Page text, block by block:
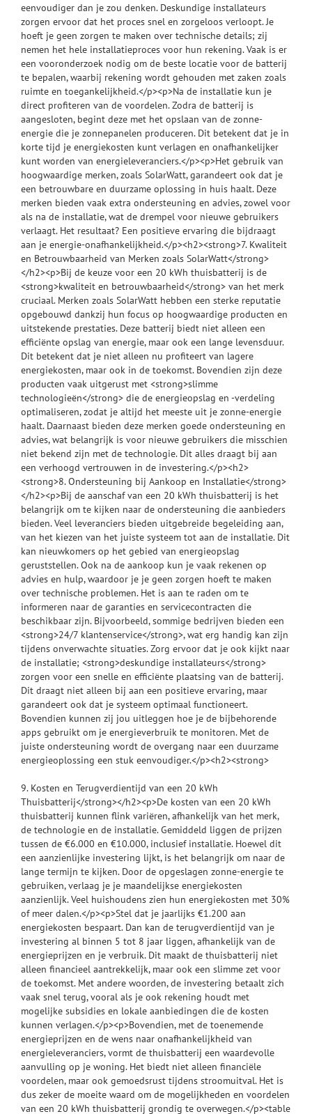
eenvoudiger dan je zou denken. Deskundige installateurs
zorgen ervoor dat het proces snel en zorgeloos verloopt. Je
hoeft je geen zorgen te maken over technische details; zij
nemen het hele installatieproces voor hun rekening. Vaak is er
een vooronderzoek nodig om de beste locatie voor de batterij
te bepalen, waarbij rekening wordt gehouden met zaken zoals
ruimte en toegankelijkheid.</p><p>Na de installatie kun je
direct profiteren van de voordelen. Zodra de batterij is
aangesloten, begint deze met het opslaan van de zonne-
energie die je zonnepanelen produceren. Dit betekent dat je in
korte tijd je energiekosten kunt verlagen en onafhankelijker
kunt worden van energieleveranciers.</p><p>Het gebruik van
hoogwaardige merken, zoals SolarWatt, garandeert ook dat je
een betrouwbare en duurzame oplossing in huis haalt. Deze
merken bieden vaak extra ondersteuning en advies, zowel voor
als na de installatie, wat de drempel voor nieuwe gebruikers
verlaagt. Het resultaat? Een positieve ervaring die bijdraagt
aan je energie-onafhankelijkheid.</p><h2><strong>7. Kwaliteit
en Betrouwbaarheid van Merken zoals SolarWatt</strong>
</h2><p>Bij de keuze voor een 20 kWh thuisbatterij is de
<strong>kwaliteit en betrouwbaarheid</strong> van het merk
cruciaal. Merken zoals SolarWatt hebben een sterke reputatie
opgebouwd dankzij hun focus op hoogwaardige producten en
uitstekende prestaties. Deze batterij biedt niet alleen een
efficiënte opslag van energie, maar ook een lange levensduur.
Dit betekent dat je niet alleen nu profiteert van lagere
energiekosten, maar ook in de toekomst. Bovendien zijn deze
producten vaak uitgerust met <strong>slimme
technologieën</strong> die de energieopslag en -verdeling
optimaliseren, zodat je altijd het meeste uit je zonne-energie
haalt. Daarnaast bieden deze merken goede ondersteuning en
advies, wat belangrijk is voor nieuwe gebruikers die misschien
niet bekend zijn met de technologie. Dit alles draagt bij aan
een verhoogd vertrouwen in de investering.</p><h2>
<strong>8. Ondersteuning bij Aankoop en Installatie</strong>
</h2><p>Bij de aanschaf van een 20 kWh thuisbatterij is het
belangrijk om te kijken naar de ondersteuning die aanbieders
bieden. Veel leveranciers bieden uitgebreide begeleiding aan,
van het kiezen van het juiste systeem tot aan de installatie. Dit
kan nieuwkomers op het gebied van energieopslag
geruststellen. Ook na de aankoop kun je vaak rekenen op
advies en hulp, waardoor je je geen zorgen hoeft te maken
over technische problemen. Het is aan te raden om te
informeren naar de garanties en servicecontracten die
beschikbaar zijn. Bijvoorbeeld, sommige bedrijven bieden een
<strong>24/7 klantenservice</strong>, wat erg handig kan zijn
tijdens onverwachte situaties. Zorg ervoor dat je ook kijkt naar
de installatie; <strong>deskundige installateurs</strong>
zorgen voor een snelle en efficiënte plaatsing van de batterij.
Dit draagt niet alleen bij aan een positieve ervaring, maar
garandeert ook dat je systeem optimaal functioneert.
Bovendien kunnen zij jou uitleggen hoe je de bijbehorende
apps gebruikt om je energieverbruik te monitoren. Met de
juiste ondersteuning wordt de overgang naar een duurzame
energieoplossing een stuk eenvoudiger.</p><h2><strong>
9. Kosten en Terugverdientijd van een 20 kWh
Thuisbatterij</strong></h2><p>De kosten van een 20 kWh
thuisbatterij kunnen flink variëren, afhankelijk van het merk,
de technologie en de installatie. Gemiddeld liggen de prijzen
tussen de €6.000 en €10.000, inclusief installatie. Hoewel dit
een aanzienlijke investering lijkt, is het belangrijk om naar de
lange termijn te kijken. Door de opgeslagen zonne-energie te
gebruiken, verlaag je je maandelijkse energiekosten
aanzienlijk. Veel huishoudens zien hun energiekosten met 30%
of meer dalen.</p><p>Stel dat je jaarlijks €1.200 aan
energiekosten bespaart. Dan kan de terugverdientijd van je
investering al binnen 5 tot 8 jaar liggen, afhankelijk van de
energieprijzen en je verbruik. Dit maakt de thuisbatterij niet
alleen financieel aantrekkelijk, maar ook een slimme zet voor
de toekomst. Met andere woorden, de investering betaalt zich
vaak snel terug, vooral als je ook rekening houdt met
mogelijke subsidies en lokale aanbiedingen die de kosten
kunnen verlagen.</p><p>Bovendien, met de toenemende
energieprijzen en de wens naar onafhankelijkheid van
energieleveranciers, vormt de thuisbatterij een waardevolle
aanvulling op je woning. Het biedt niet alleen financiële
voordelen, maar ook gemoedsrust tijdens stroomuitval. Het is
dus zeker de moeite waard om de mogelijkheden en voordelen
van een 20 kWh thuisbatterij grondig te overwegen.</p><table